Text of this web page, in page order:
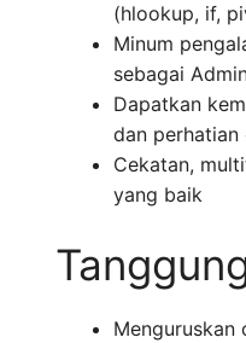
(hlookup, if,
Minum
sebagai
Dapatkan
dan perhatian
Cekatan,
yang baik
Menguruskan